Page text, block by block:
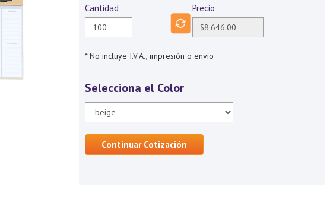
Cantidad Precio
* No incluye I.V.A., impresión o envío
Selecciona el Color
Continuar Cotización